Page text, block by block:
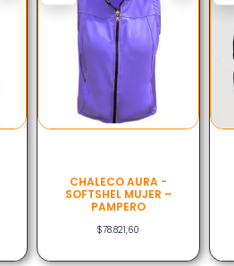
CHALECO AURA -
SOFTSHEL MUJER –
PAMPERO
$78.821,60